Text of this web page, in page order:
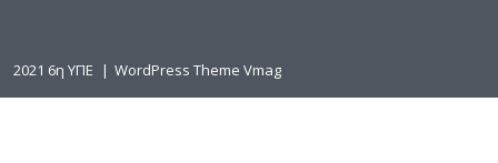
2021 6η ΥΠΕ | WordPress Theme Vmag